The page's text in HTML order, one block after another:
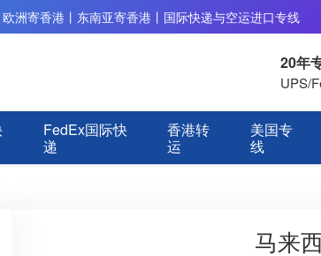
洲寄香港丨东南亚寄香港丨国际快递与空运进口专线
20年
UPS/
FedEx国际快
递
香港转
运
美国专
线
马来